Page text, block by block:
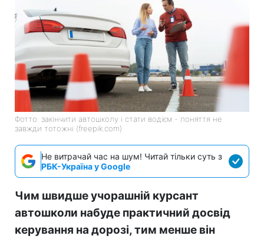
Фотто: закінчити автошколу і стати водієм - поняття не
завжди тотожні (freepik.com)
Не витрачай час на шум! Читай тільки суть з
РБК-Україна у Google
Чим швидше учорашній курсант
автошколи набуде практичний досвід
керування на дорозі, тим менше він